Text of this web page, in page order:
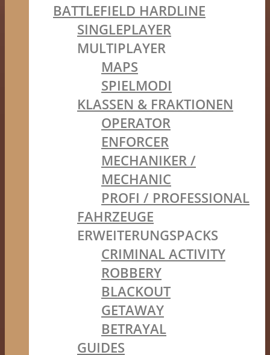
BATTLEFIELD HARDLINE
SINGLEPLAYER
MULTIPLAYER
MAPS
SPIELMODI
KLASSEN & FRAKTIONEN
OPERATOR
ENFORCER
MECHANIKER /
MECHANIC
PROFI / PROFESSIONAL
FAHRZEUGE
ERWEITERUNGSPACKS
CRIMINAL ACTIVITY
ROBBERY
BLACKOUT
GETAWAY
BETRAYAL
GUIDES